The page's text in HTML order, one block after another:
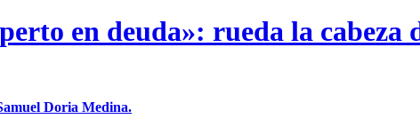
en deuda»: rueda la
Doria Medina.